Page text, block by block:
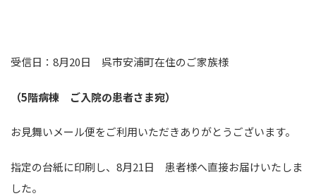
受信日：8月20日 呉市安浦町在住のご家族様
（5階病棟 ご入院の患者さま宛）
お見舞いメール便をご利用いただきありがとうございます。
指定の台紙に印刷し、8月21日 患者様へ直接お届けいたしま
した。